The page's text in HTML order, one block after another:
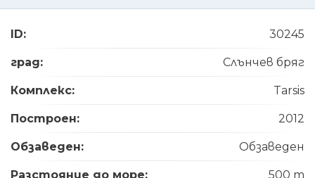
ID: 30245
град: Слънчев бряг
Комплекс: Tarsis
Построен: 2012
Обзаведен: Обзаведен
Разстояние до море: 500 m